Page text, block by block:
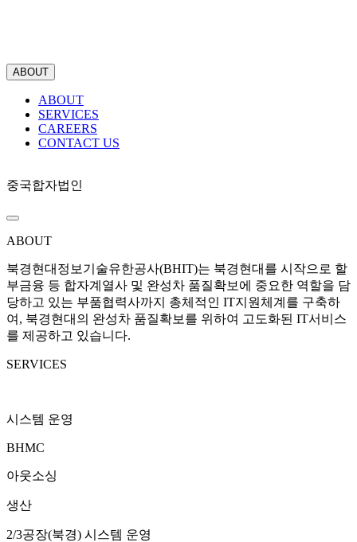
ABOUT
ABOUT
SERVICES
CAREERS
CONTACT US
중국합자법인
ABOUT
북경현대정보기술유한공사(BHIT)는 북경현대를 시작으로 할
부금융 등 합자계열사 및 완성차 품질확보에 중요한 역할을 담
당하고 있는 부품협력사까지 총체적인 IT지원체계를 구축하
여, 북경현대의 완성차 품질확보를 위하여 고도화된 IT서비스
를 제공하고 있습니다.
SERVICES
시스템 운영
BHMC
아웃소싱
생산
2/3공장(북경) 시스템 운영